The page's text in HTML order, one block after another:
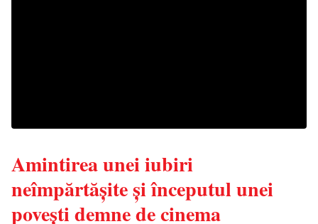
Amintirea unei iubiri
neîmpărtășite și începutul unei
povești demne de cinema